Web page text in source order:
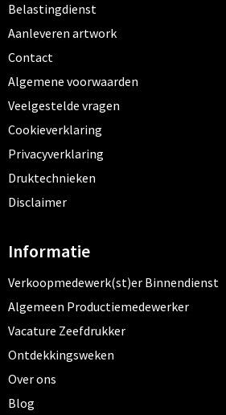
Belastingdienst
Aanleveren artwork
Contact
Algemene voorwaarden
Veelgestelde vragen
Cookieverklaring
Privacyverklaring
Druktechnieken
Disclaimer
Informatie
Verkoopmedewerk(st)er Binnendienst
Algemeen Productiemedewerker
Vacature Zeefdrukker
Ontdekkingsweken
Over ons
Blog